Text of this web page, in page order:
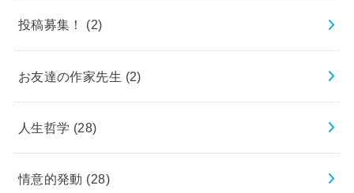
投稿募集！ (2)
お友達の作家先生 (2)
人生哲学 (28)
情意的発動 (28)